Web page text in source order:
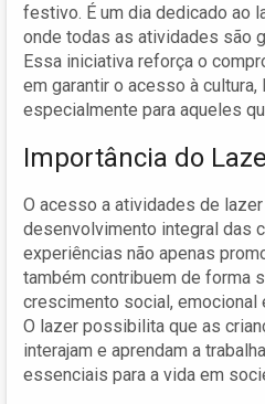
festivo. É um dia dedicado ao
onde todas as atividades são
Essa iniciativa reforça o
em garantir o acesso à
especialmente para aqueles
Importância do
O acesso a atividades de
desenvolvimento integral das
experiências não apenas
também contribuem de forma
crescimento social,
O lazer possibilita que as
interajam e aprendam a
essenciais para a vida em